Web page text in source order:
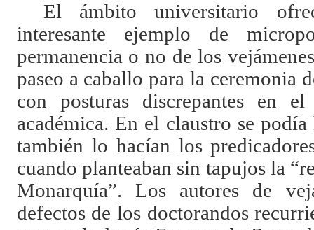
El ámbito universitario
interesante ejemplo de
permanencia o no de los
paseo a caballo para la ceremonia
con posturas discrepantes en
académica. En el claustro se
también lo hacían los
cuando planteaban sin tapujos la
Monarquía”. Los autores de
defectos de los doctorandos